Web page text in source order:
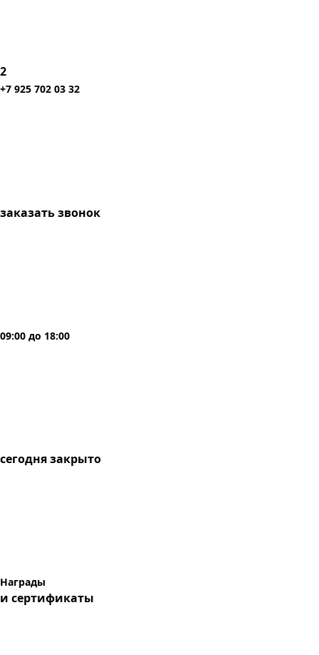
2
+7 925 702 03 32
заказать звонок
09:00 до 18:00
сегоднязакрыто
Награды
и сертификаты